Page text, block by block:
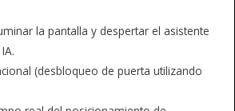
la pantalla y despertar el asistente
(desbloqueo de puerta utilizando